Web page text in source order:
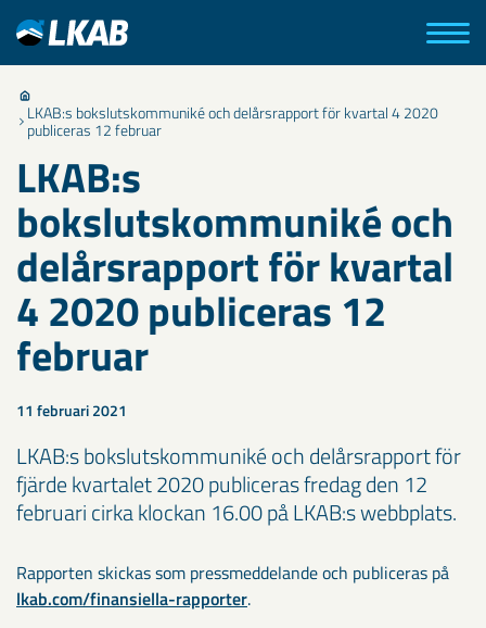
LKAB:s bokslutskommuniké och delårsrapport för kvartal 4 2020
publiceras 12 februar
LKAB:s
bokslutskommuniké och
delårsrapport för kvartal
4 2020 publiceras 12
februar
11 februari 2021
LKAB:s bokslutskommuniké och delårsrapport för
fjärde kvartalet 2020 publiceras fredag den 12
februari cirka klockan 16.00 på LKAB:s webbplats.
Rapporten skickas som pressmeddelande och publiceras på
lkab.com/finansiella-rapporter.